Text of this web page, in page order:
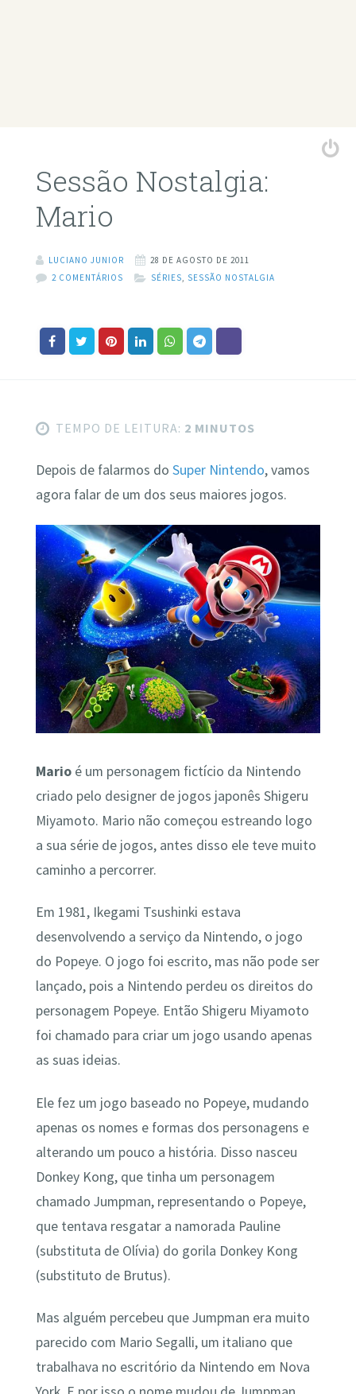
Sessão Nostalgia:
Mario
LUCIANO JUNIOR
28 DE AGOSTO DE 2011
2 COMENTÁRIOS
SÉRIES SESSÃO NOSTALGIA
TEMPO DE LEITURA: 2 MINUTOS
Depois de falarmos do Super Nintendo, vamos
agora falar de um dos seus maiores jogos.
Marioé um personagem fictício da Nintendo
criado pelo designer de jogos japonês Shigeru
Miyamoto. Mario não começou estreando logo
a sua série de jogos, antes disso ele teve muito
caminho a percorrer.
Em 1981, Ikegami Tsushinki estava
desenvolvendo a serviço da Nintendo, o jogo
do Popeye. O jogo foi escrito, mas não pode ser
lançado, pois a Nintendo perdeu os direitos do
personagem Popeye. Então Shigeru Miyamoto
foi chamado para criar um jogo usando apenas
as suas ideias.
Ele fez um jogo baseado no Popeye, mudando
apenas os nomes e formas dos personagens e
alterando um pouco a história. Disso nasceu
Donkey Kong, que tinha um personagem
chamado Jumpman, representando o Popeye,
que tentava resgatar a namorada Pauline
(substituta de Olívia) do gorila Donkey Kong
(substituto de Brutus).
Mas alguém percebeu que Jumpman era muito
parecido com Mario Segalli, um italiano que
trabalhava no escritório da Nintendo em Nova